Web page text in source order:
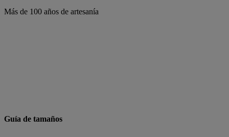
Más de 100 años de artesanía
Guía de tamaños